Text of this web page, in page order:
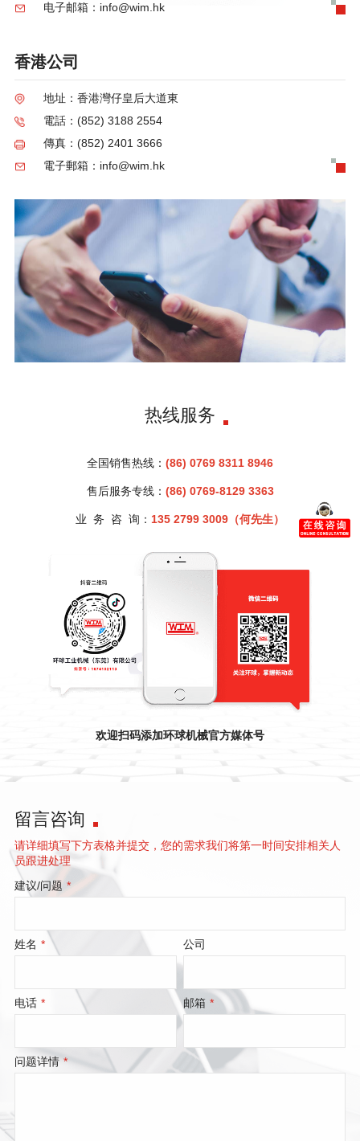
电子邮箱：info@wim.hk
香港公司
地址：香港灣仔皇后大道東
電話：(852) 3188 2554
傳真：(852) 2401 3666
電子郵箱：info@wim.hk
热线服务
全国销售热线： (86) 0769 8311 8946
售后服务专线： (86) 0769-8129 3363
业 务 咨 询： 135 2799 3009（何先生）
欢迎扫码添加环球机械官方媒体号
留言咨询
请详细填写下方表格并提交，您的需求我们将第一时间安排相关人
员跟进处理
建议/问题 *
姓名 * 公司
电话 * 邮箱 *
问题详情 *